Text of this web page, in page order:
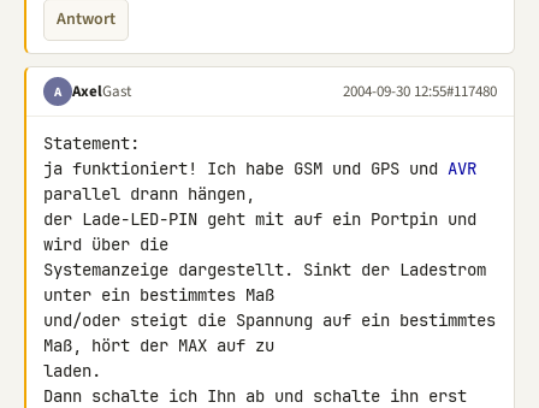
Antwort
A AxelGast 2004-09-30 12:55#117480
Statement:
ja funktioniert! Ich habe GSM und GPS und AVR
parallel drann hängen,
der Lade-LED-PIN geht mit auf ein Portpin und
wird über die
Systemanzeige dargestellt. Sinkt der Ladestrom
unter ein bestimmtes Maß
und/oder steigt die Spannung auf ein bestimmtes
Maß, hört der MAX auf zu
laden.
Dann schalte ich Ihn ab und schalte ihn erst